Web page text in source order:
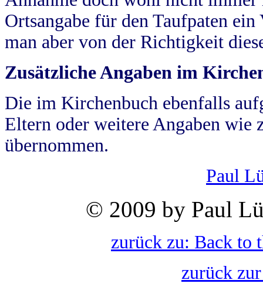
Ortsangabe für den Taufpaten
man aber von der Richtigkeit
Zusätzliche Angaben im
Die im Kirchenbuch ebenfalls
Eltern oder weitere Angaben wie
übernommen.
Paul
© 2009 by Paul
zurück zu: Back to
zurück